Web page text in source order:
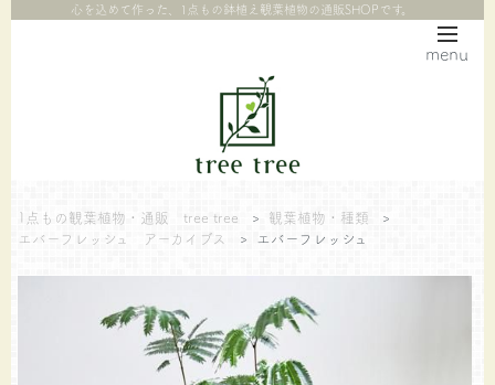
menu
心を込めて作った、1点もの鉢植え観葉植物の通販SHOPです。
1点もの観葉植物・通販 tree tree > 観葉植物・種類
>
エバーフレッシュ アーカイブス
> エバーフレッシュ